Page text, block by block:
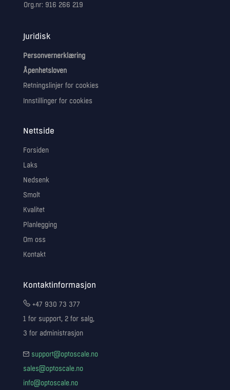
Org.nr: 916 266 219
Juridisk
Personvernerklæring
Åpenhetsloven
Retningslinjer for cookies
Innstillinger for cookies
Nettside
Forsiden
Laks
Nedsenk
Smolt
Kvalitet
Planlegging
Om oss
Kontakt
Kontaktinformasjon
+47 930 73 377
1 for support, 2 for salg,
3 for administrasjon
support@optoscale.no
sales@optoscale.no
info@optoscale.no